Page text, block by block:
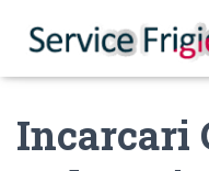
Incarcari